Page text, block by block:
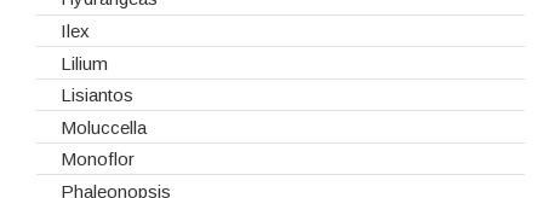
Ilex
Lilium
Lisiantos
Moluccella
Monoflor
Phaleonopsis